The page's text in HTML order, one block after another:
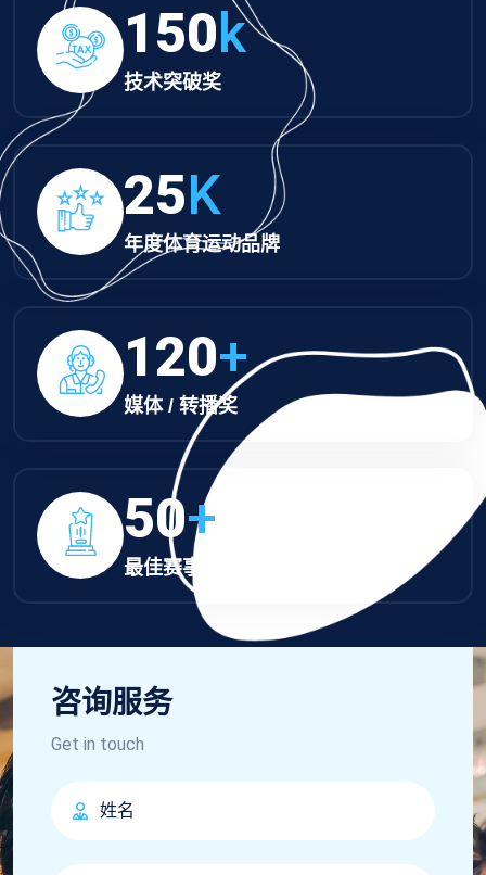
150k
技术突破奖
25K
年度体育运动品牌
120+
媒体 / 转播奖
50+
最佳赛事组织奖
咨询服务
Get in touch